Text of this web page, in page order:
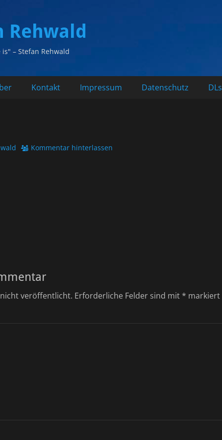
Rehwald
– Stefan Rehwald
Kontakt Impressum Datenschutz DLs
Kommentar hinterlassen
veröffentlicht. Erforderliche Felder sind mit * markiert